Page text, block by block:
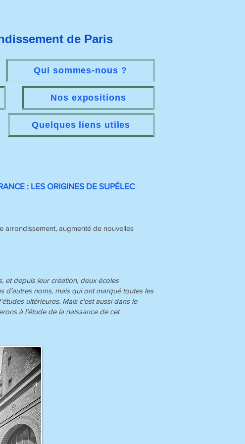
de Paris
Qui sommes-nous ?
Nos expositions
Quelques liens utiles
: LES ORIGINES DE SUPÉLEC
arrondissement, augmenté de nouvelles
et depuis leur création, deux écoles
d’autres noms, mais qui ont marqué toutes les
ultérieures. Mais c'est aussi dans le
à l’étude de la naissance de cet